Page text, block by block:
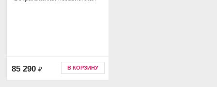
85 290 ₽ В КОРЗИНУ